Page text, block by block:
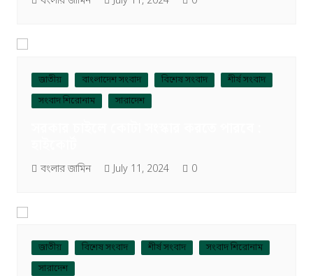
জাতীয় বাংলাদেশ সংবাদ বিশেষ সংবাদ
শীর্ষ সংবাদ
সংবাদ শিরোনাম
সারাদেশ
বংলার জামিন July 11, 2024 0
জাতীয় বিশেষ সংবাদ শীর্ষ সংবাদ
সংবাদ শিরোনাম
সারাদেশ